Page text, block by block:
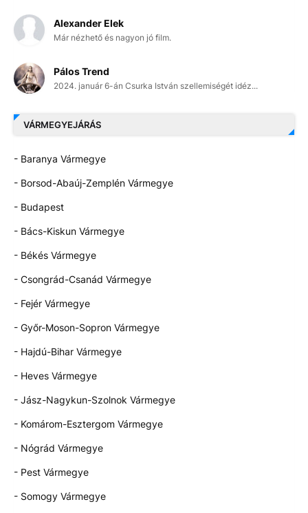
Alexander Elek
Már nézhető és nagyon jó film.
Pálos Trend
2024. január 6-án Csurka István szellemiségét idéz...
VÁRMEGYEJÁRÁS
- Baranya Vármegye
- Borsod-Abaúj-Zemplén Vármegye
- Budapest
- Bács-Kiskun Vármegye
- Békés Vármegye
- Csongrád-Csanád Vármegye
- Fejér Vármegye
- Győr-Moson-Sopron Vármegye
- Hajdú-Bihar Vármegye
- Heves Vármegye
- Jász-Nagykun-Szolnok Vármegye
- Komárom-Esztergom Vármegye
- Nógrád Vármegye
- Pest Vármegye
- Somogy Vármegye